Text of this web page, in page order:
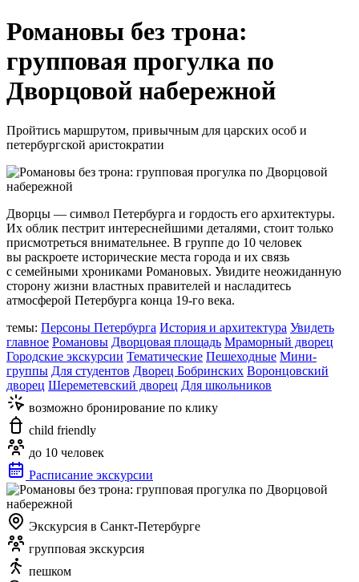
Романовы без трона:
групповая прогулка по
Дворцовой набережной
Пройтись маршрутом, привычным для царских особ и
петербургской аристократии
Дворцы — символ Петербурга и гордость его архитектуры.
Их облик пестрит интереснейшими деталями, стоит только
присмотреться внимательнее. В группе до 10 человек
вы раскроете исторические места города и их связь
с семейными хрониками Романовых. Увидите неожиданную
сторону жизни властных правителей и насладитесь
атмосферой Петербурга конца 19-го века.
темы: Персоны Петербурга История и архитектура Увидеть
главное Романовы Дворцовая площадь Мраморный дворец
Городские экскурсии Тематические Пешеходные Мини-
группы Для студентов Дворец Бобринских Воронцовский
дворец Шереметевский дворец Для школьников
возможно бронирование по клику
child friendly
до 10 человек
Расписание экскурсии
Экскурсия в Санкт-Петербурге
групповая экскурсия
пешком